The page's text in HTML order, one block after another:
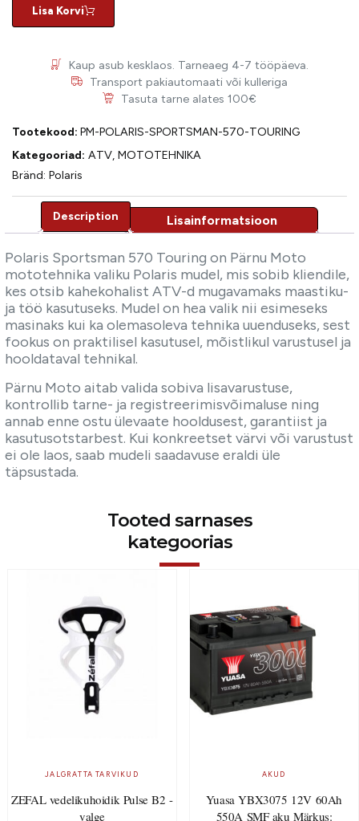
Lisa Korvi
Kaup asub kesklaos. Tarneaeg 4-7 tööpäeva.
Transport pakiautomaati või kulleriga
Tasuta tarne alates 100€
Tootekood: PM-POLARIS-SPORTSMAN-570-TOURING
Kategooriad: ATV, MOTOTEHNIKA
Bränd: Polaris
Description
Polaris Sportsman 570 Touring on Pärnu Moto
mototehnika valiku Polaris mudel, mis sobib kliendile,
kes otsib kahekohalist ATV-d mugavamaks maastiku-
ja töö kasutuseks. Mudel on hea valik nii esimeseks
masinaks kui ka olemasoleva tehnika uuenduseks, sest
fookus on praktilisel kasutusel, mõistlikul varustusel ja
hooldataval tehnikal.
Pärnu Moto aitab valida sobiva lisavarustuse,
kontrollib tarne- ja registreerimisvõimaluse ning
annab enne ostu ülevaate hooldusest, garantiist ja
kasutusotstarbest. Kui konkreetset värvi või varustust
ei ole laos, saab mudeli saadavuse eraldi üle
täpsustada.
Tooted sarnases
kategoorias
JALGRATTA TARVIKUD
ZEFAL vedelikuhoidik Pulse B2 -
valge
AKUD
Yuasa YBX3075 12V 60Ah
550A SMF aku Märkus: